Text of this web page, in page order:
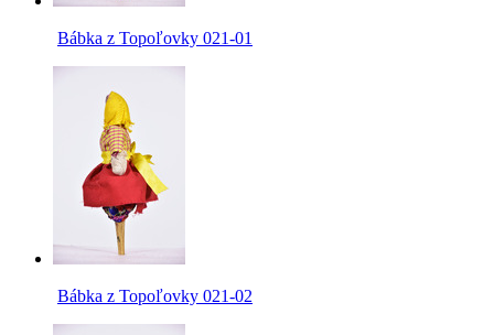
Bábka z Topoľovky 021-01
Bábka z Topoľovky 021-02